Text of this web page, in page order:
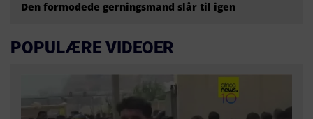
Den formodede gerningsmand slår til igen
POPULÆRE VIDEOER